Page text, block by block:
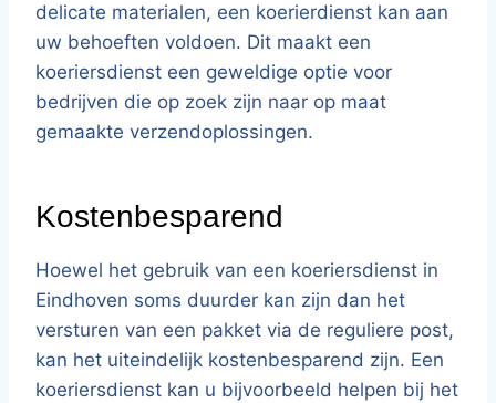
delicate materialen, een koerierdienst kan aan
uw behoeften voldoen. Dit maakt een
koeriersdienst een geweldige optie voor
bedrijven die op zoek zijn naar op maat
gemaakte verzendoplossingen.
Kostenbesparend
Hoewel het gebruik van een koeriersdienst in
Eindhoven soms duurder kan zijn dan het
versturen van een pakket via de reguliere post,
kan het uiteindelijk kostenbesparend zijn. Een
koeriersdienst kan u bijvoorbeeld helpen bij het